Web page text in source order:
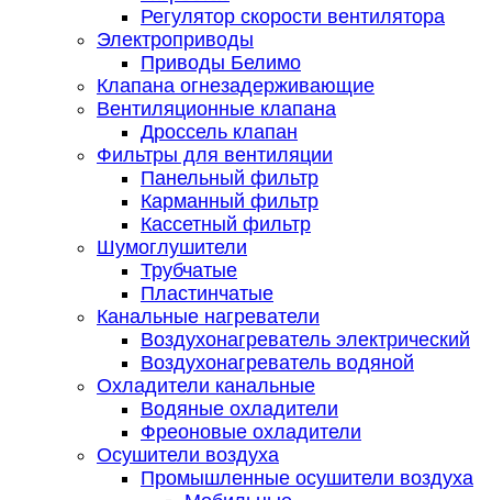
Регулятор скорости вентилятора
Электроприводы
Приводы Белимо
Клапана огнезадерживающие
Вентиляционные клапана
Дроссель клапан
Фильтры для вентиляции
Панельный фильтр
Карманный фильтр
Кассетный фильтр
Шумоглушители
Трубчатые
Пластинчатые
Канальные нагреватели
Воздухонагреватель электрический
Воздухонагреватель водяной
Охладители канальные
Водяные охладители
Фреоновые охладители
Осушители воздуха
Промышленные осушители воздуха